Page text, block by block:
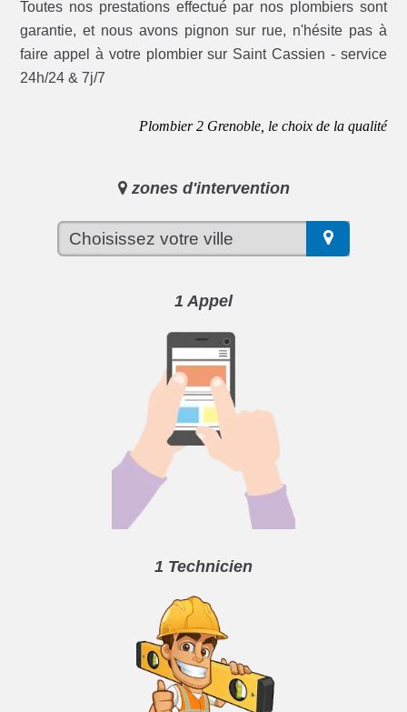
Toutes nos prestations effectué par nos plombiers sont
garantie, et nous avons pignon sur rue, n'hésite pas à
faire appel à votre plombier sur Saint Cassien - service
24h/24 & 7j/7
Plombier 2 Grenoble, le choix de la qualité
zones d'intervention
1 Appel
1 Technicien